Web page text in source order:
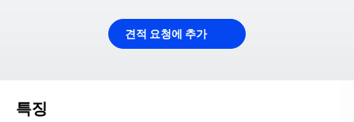
견적 요청에 추가
특징